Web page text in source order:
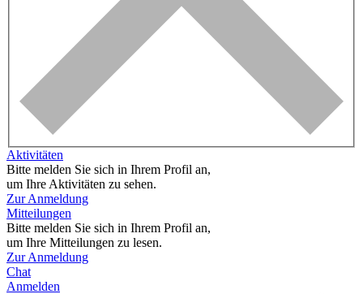
Aktivitäten
Bitte melden Sie sich in Ihrem Profil an,
um Ihre Aktivitäten zu sehen.
Zur Anmeldung
Mitteilungen
Bitte melden Sie sich in Ihrem Profil an,
um Ihre Mitteilungen zu lesen.
Zur Anmeldung
Chat
Anmelden